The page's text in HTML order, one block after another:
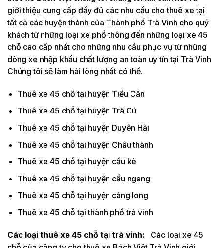
giới thiệu cung cấp đầy đủ các nhu cầu cho thuê xe tại
tất cả các huyện thành của Thành phố Trà Vinh cho quý
khách từ những loại xe phổ thông đến những loại xe 45
chỗ cao cấp nhất cho những nhu cầu phục vụ từ những
dòng xe nhập khẩu chất lượng an toàn uy tín tại Trà Vinh
Chúng tôi sẽ làm hài lòng nhất có thể.
Thuê xe 45 chỗ tại huyện Tiểu Cần
Thuê xe 45 chỗ tại huyện Trà Cú
Thuê xe 45 chỗ tại huyện Duyên Hải
Thuê xe 45 chỗ tại huyện Châu thành
Thuê xe 45 chỗ tại huyện cầu kè
Thuê xe 45 chỗ tại huyện cầu ngang
Thuê xe 45 chỗ tại huyện càng long
Thuê xe 45 chỗ tại thành phố trà vinh
Các loại thuê xe 45 chỗ tại trà vinh:
Các loại xe 45